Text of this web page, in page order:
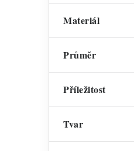
Materiál
Průměr
Příležitost
Tvar